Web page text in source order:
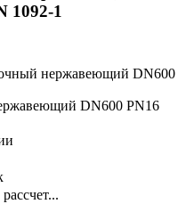
1092-1